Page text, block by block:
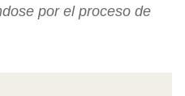
por el proceso de